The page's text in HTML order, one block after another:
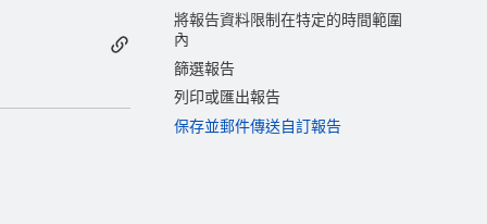
Italiano
Português (Brasil)
將報告資料限制在特定的時間範圍
內
篩選報告
列印或匯出報告
保存並郵件傳送自訂報告